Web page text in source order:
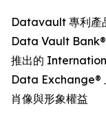
Datavault 專利產
Data Vault Bank®
推出的
Data Exchange®
肖像與形象權益